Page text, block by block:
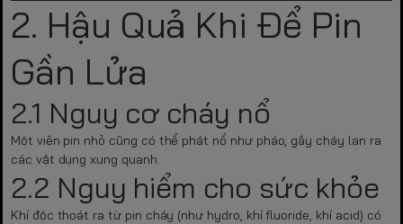
2. Hậu Quả Khi Để Pin
Gần Lửa
2.1 Nguy cơ cháy nổ
Một viên pin nhỏ cũng có thể phát nổ như pháo, gây cháy lan ra
các vật dụng xung quanh.
2.2 Nguy hiểm cho sức khỏe
Khí độc thoát ra từ pin cháy (như hydro, khí fluoride, khí acid) có